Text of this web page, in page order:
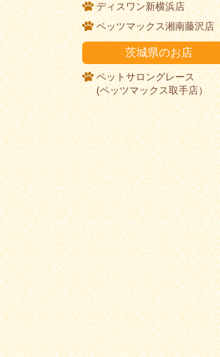
ディスワン新横浜店
ペッツマックス湘南藤沢店
茨城県のお店
ペットサロングレース
(ペッツマックス取手店）